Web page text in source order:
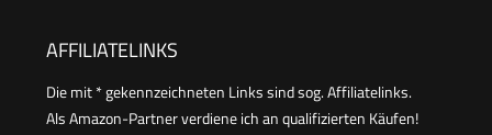
AFFILIATELINKS
Die mit * gekennzeichneten Links sind sog. Affiliatelinks.
Als Amazon-Partner verdiene ich an qualifizierten Käufen!